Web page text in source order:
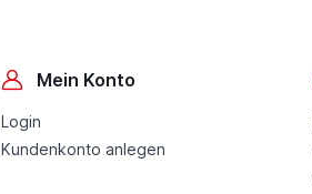
Mein Konto
Login
Kundenkonto anlegen